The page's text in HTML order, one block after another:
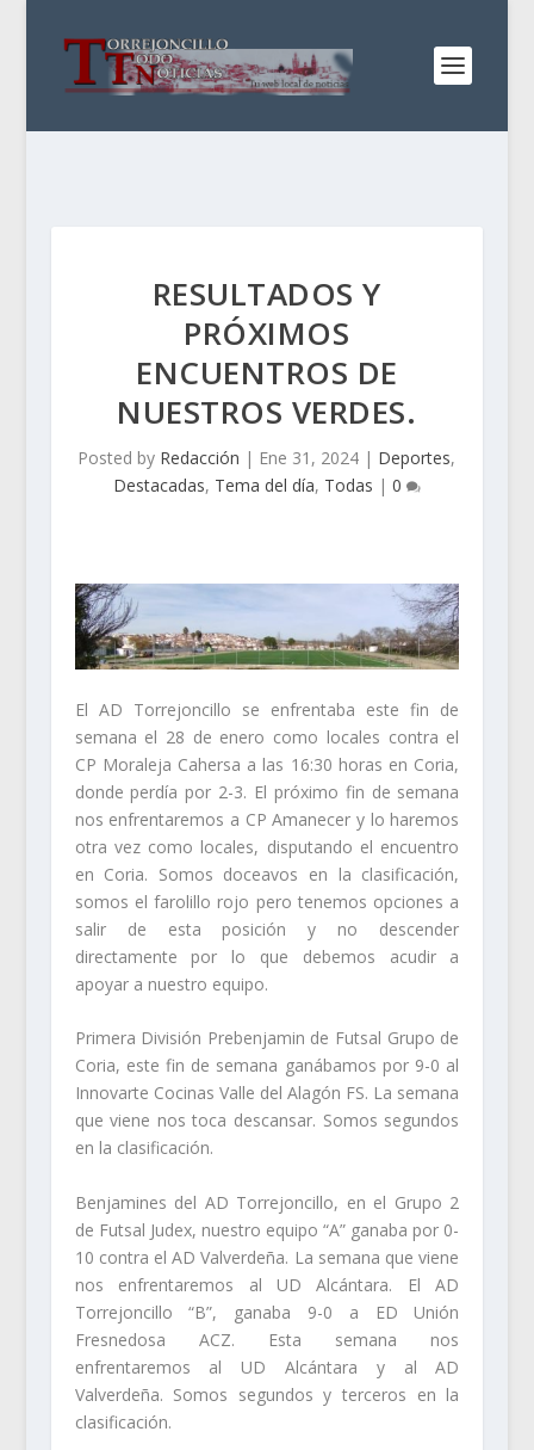
RESULTADOS Y
PRÓXIMOS
ENCUENTROS DE
NUESTROS VERDES.
Posted by Redacción | Ene 31, 2024 | Deportes,
Destacadas, Tema del día, Todas | 0
El AD Torrejoncillo se enfrentaba este fin de
semana el 28 de enero como locales contra el
CP Moraleja Cahersa a las 16:30 horas en Coria,
donde perdía por 2-3. El próximo fin de semana
nos enfrentaremos a CP Amanecer y lo haremos
otra vez como locales, disputando el encuentro
en Coria. Somos doceavos en la clasificación,
somos el farolillo rojo pero tenemos opciones a
salir de esta posición y no descender
directamente por lo que debemos acudir a
apoyar a nuestro equipo.
Primera División Prebenjamin de Futsal Grupo de
Coria, este fin de semana ganábamos por 9-0 al
Innovarte Cocinas Valle del Alagón FS. La semana
que viene nos toca descansar. Somos segundos
en la clasificación.
Benjamines del AD Torrejoncillo, en el Grupo 2
de Futsal Judex, nuestro equipo “A” ganaba por 0-
10 contra el AD Valverdeña. La semana que viene
nos enfrentaremos al UD Alcántara. El AD
Torrejoncillo “B”, ganaba 9-0 a ED Unión
Fresnedosa ACZ. Esta semana nos
enfrentaremos al UD Alcántara y al AD
Valverdeña. Somos segundos y terceros en la
clasificación.